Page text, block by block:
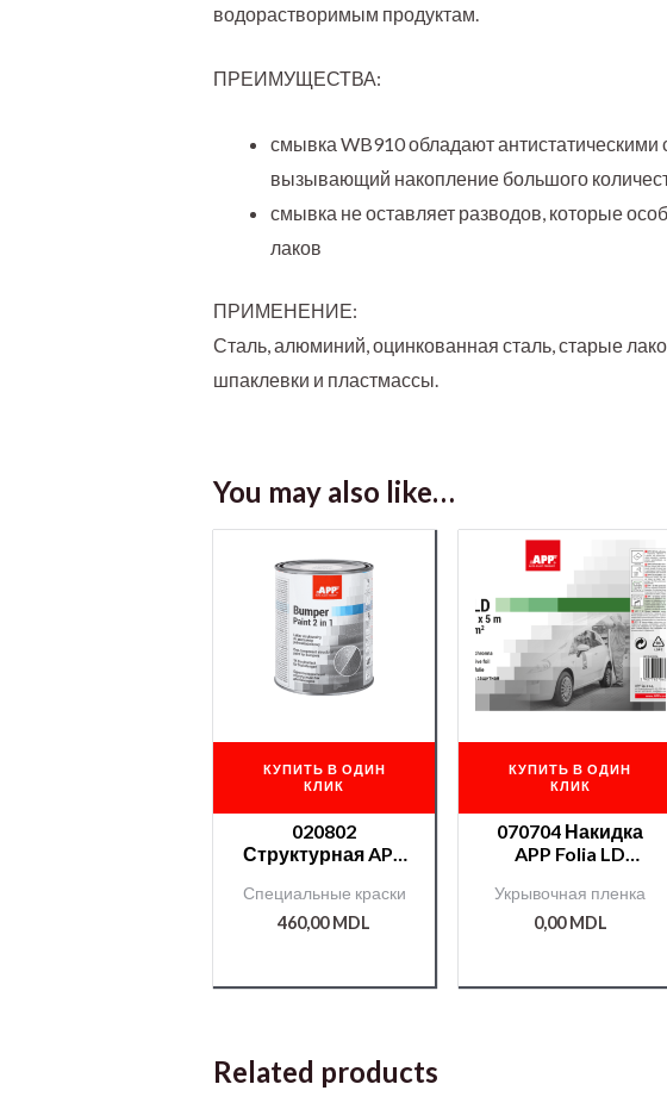
водорастворимым продуктам.
ПРЕИМУЩЕСТВА:
смывка WB910 обладают антистатическими
вызывающий накопление большого
смывка не оставляет разводов, которые
лаков
ПРИМЕНЕНИЕ:
Сталь, алюминий, оцинкованная сталь, старые
шпаклевки и пластмассы.
You may also like…
КУПИТЬ В ОДИН
КЛИК
020802
Структурная APP
Специальные краски
460,00MDL
КУПИТЬ В ОДИН
КЛИК
070704 Накидка
APP Folia LD
Укрывочная пленка
0,00MDL
Related products